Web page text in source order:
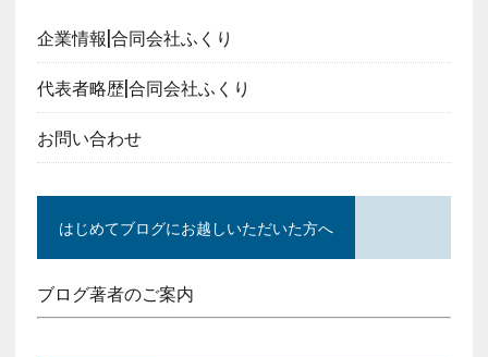
企業情報|合同会社ふくり
代表者略歴|合同会社ふくり
お問い合わせ
はじめてブログにお越しいただいた方へ
ブログ著者のご案内